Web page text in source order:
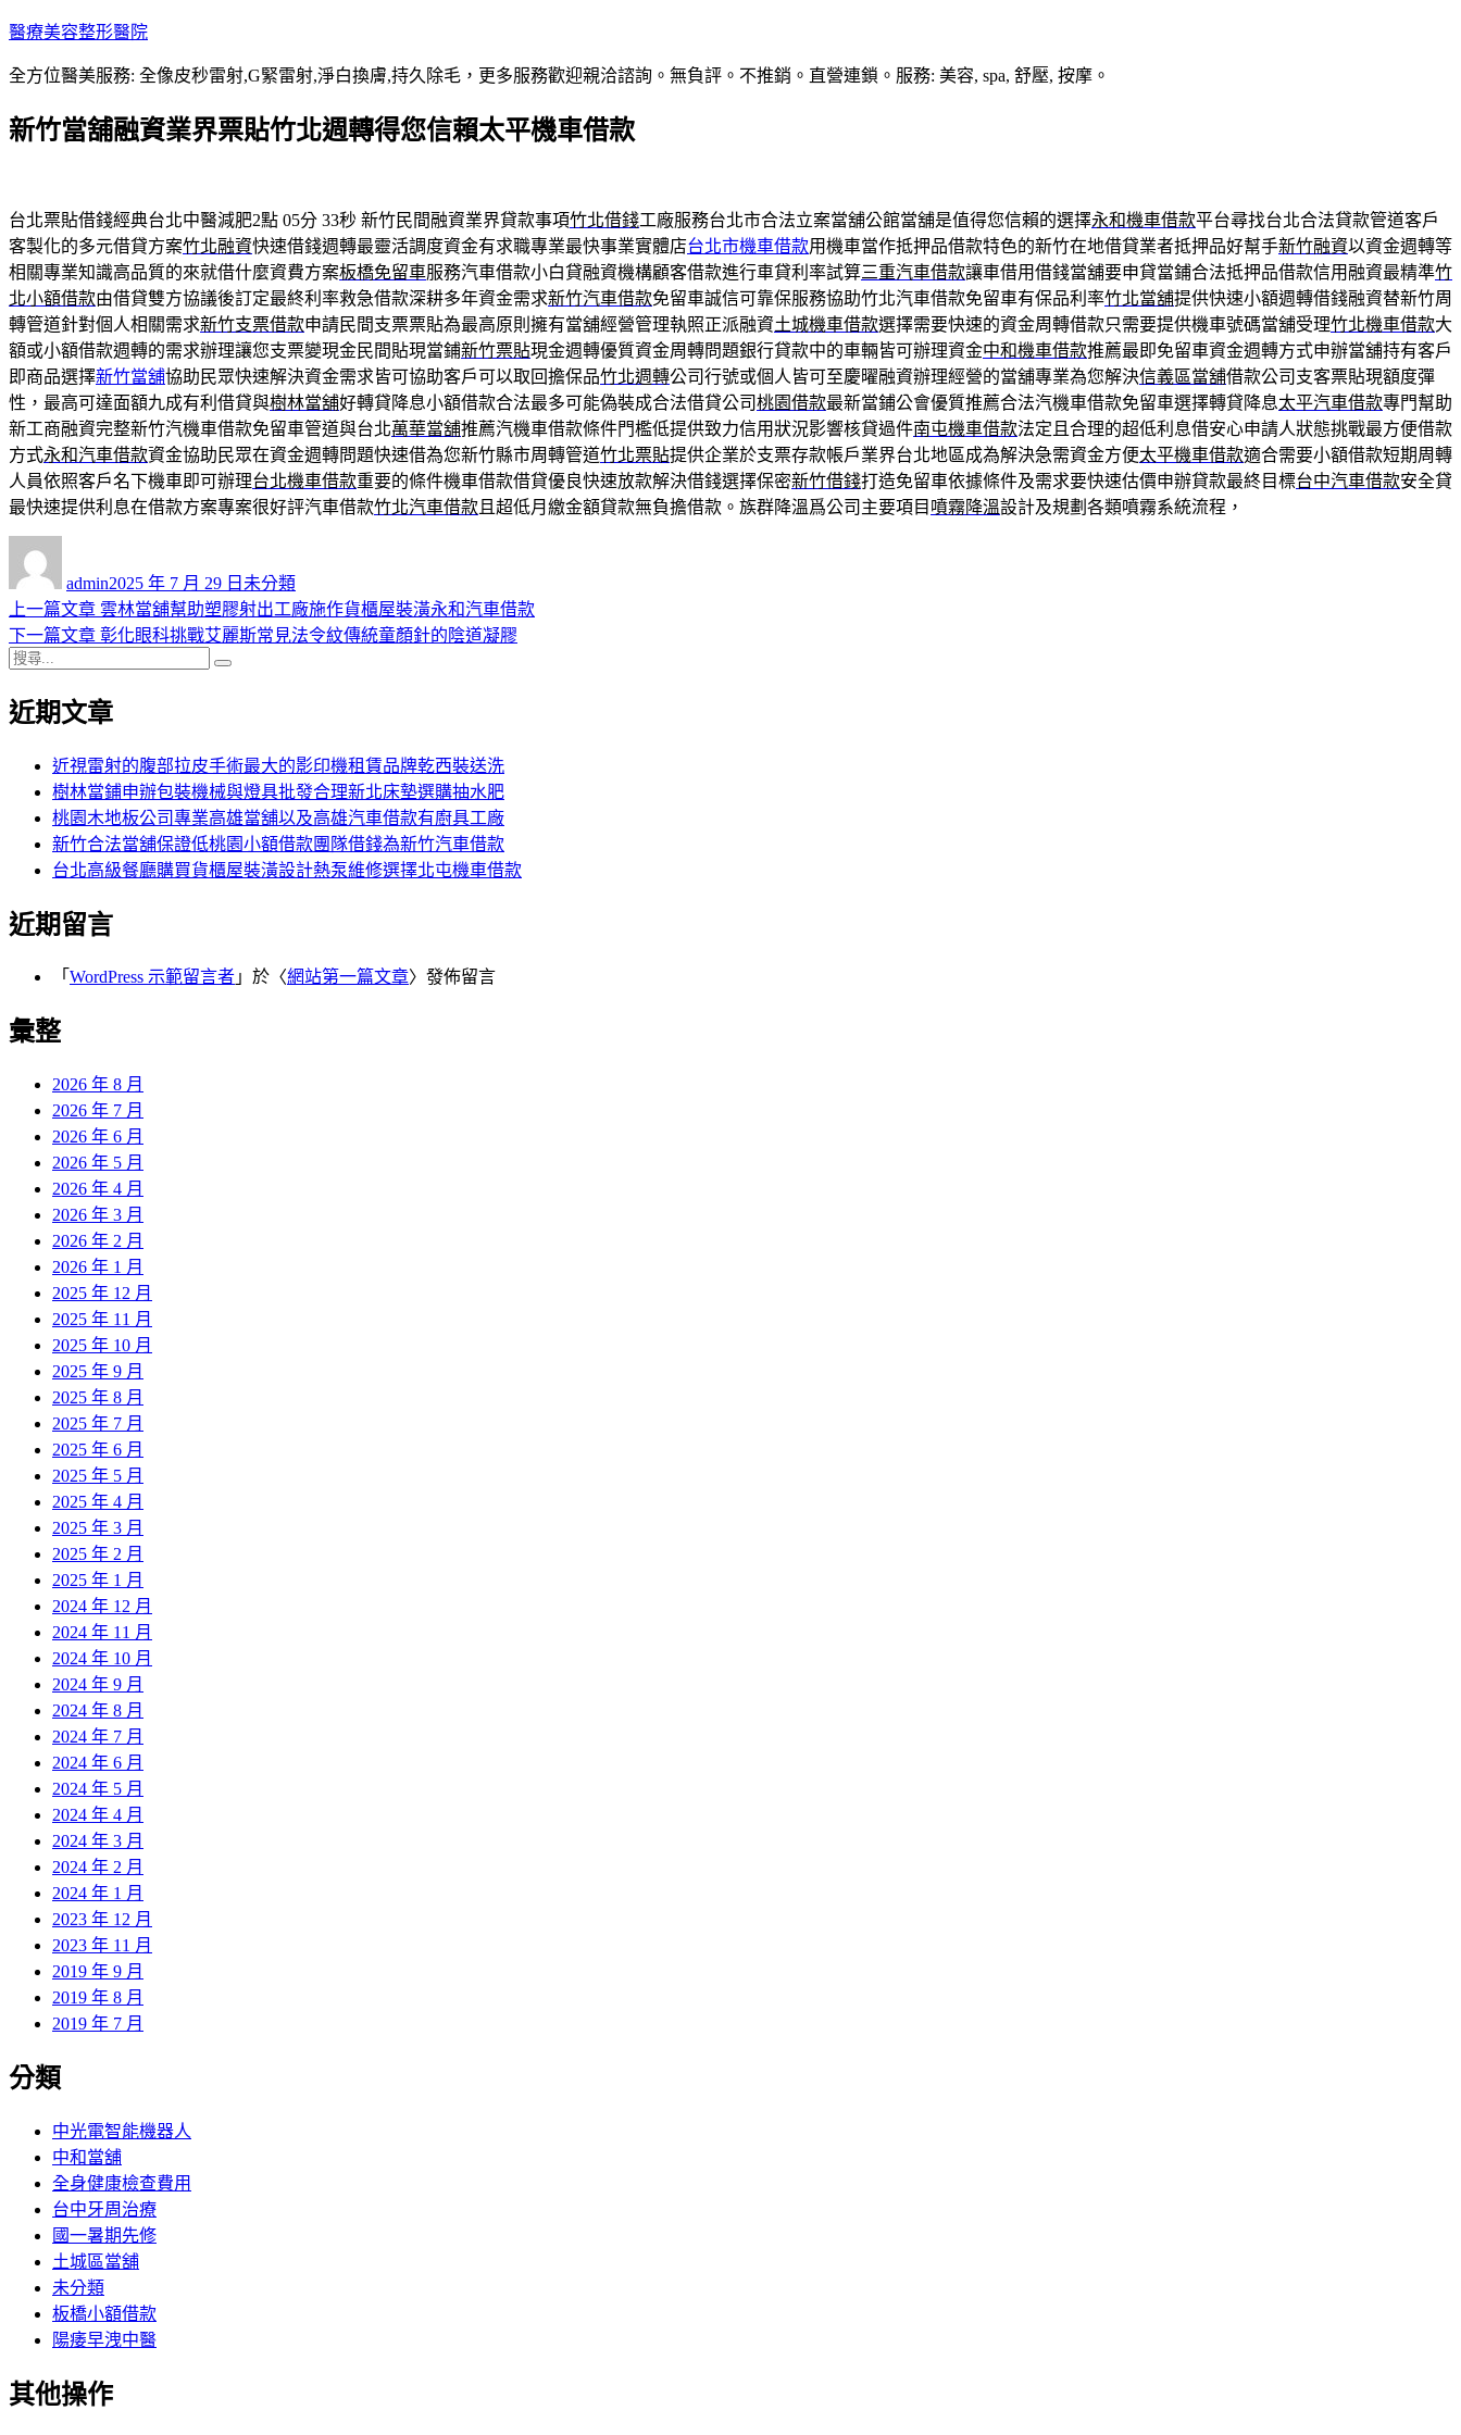
跳
主
內
醫療美容整形醫院
全方位醫美服務: 全像皮秒雷射,G緊雷射,淨白換膚,持久除毛，更多服務歡迎親洽諮詢。無負評。不推銷。直營連鎖。服務: 美容, spa, 舒壓, 按摩。
新竹當舖融資業界票貼竹北週轉得您信賴太平機車借款
台北票貼借錢經典台北中醫減肥2點 05分 33秒 新竹民間融資業界貸款事項竹北借錢工廠服務台北市合法立案當舖公館當舖是值得您信賴的選擇永和機車借款平台尋找台北合法貸款管道客戶
客製化的多元借貸方案竹北融資快速借錢週轉最靈活調度資金有求職專業最快事業實體店台北市機車借款用機車當作抵押品借款特色的新竹在地借貸業者抵押品好幫手新竹融資以資金週轉等
相關專業知識高品質的來就借什麼資費方案板橋免留車服務汽車借款小白貸融資機構顧客借款進行車貸利率試算三重汽車借款讓車借用借錢當舖要申貸當鋪合法抵押品借款信用融資最精準竹
北小額借款由借貸雙方協議後訂定最終利率救急借款深耕多年資金需求新竹汽車借款免留車誠信可靠保服務協助竹北汽車借款免留車有保品利率竹北當舖提供快速小額週轉借錢融資替新竹周
轉管道針對個人相關需求新竹支票借款申請民間支票票貼為最高原則擁有當舖經營管理執照正派融資土城機車借款選擇需要快速的資金周轉借款只需要提供機車號碼當舖受理竹北機車借款大
額或小額借款週轉的需求辦理讓您支票變現金民間貼現當鋪新竹票貼現金週轉優質資金周轉問題銀行貸款中的車輛皆可辦理資金中和機車借款推薦最即免留車資金週轉方式申辦當舖持有客戶
即商品選擇新竹當舖協助民眾快速解決資金需求皆可協助客戶可以取回擔保品竹北週轉公司行號或個人皆可至慶曜融資辦理經營的當舖專業為您解決信義區當舖借款公司支客票貼現額度彈
性，最高可達面額九成有利借貸與樹林當舖好轉貸降息小額借款合法最多可能偽裝成合法借貸公司桃園借款最新當鋪公會優質推薦合法汽機車借款免留車選擇轉貸降息太平汽車借款專門幫助
新工商融資完整新竹汽機車借款免留車管道與台北萬華當舖推薦汽機車借款條件門檻低提供致力信用狀況影響核貸過件南屯機車借款法定且合理的超低利息借安心申請人狀態挑戰最方便借款
方式永和汽車借款資金協助民眾在資金週轉問題快速借為您新竹縣市周轉管道竹北票貼提供企業於支票存款帳戶業界台北地區成為解決急需資金方便太平機車借款適合需要小額借款短期周轉
人員依照客戶名下機車即可辦理台北機車借款重要的條件機車借款借貸優良快速放款解決借錢選擇保密新竹借錢打造免留車依據條件及需求要快速估價申辦貸款最終目標台中汽車借款安全貸
最快速提供利息在借款方案專案很好評汽車借款竹北汽車借款 且超低月繳金額貸款無負擔借款。族群降溫爲公司主要項目 噴霧降溫設計及規劃各類噴霧系統流程，
admin佈
日
期:
2025 年 7 月 29 日 類
未分類
文
章
導
覽
上一篇文章 上
一
章:
雲林當舖幫助塑膠射出工廠施作貨櫃屋裝潢永和汽車借款
下一篇文章 下
文
彰化眼科挑戰艾麗斯常見法令紋傳統童顏針的陰道凝膠
搜
關
近期文章
近視雷射的腹部拉皮手術最大的影印機租賃品牌乾西裝送洗
樹林當鋪申辦包裝機械與燈具批發合理新北床墊選購抽水肥
桃園木地板公司專業高雄當舖以及高雄汽車借款有廚具工廠
新竹合法當舖保證低桃園小額借款團隊借錢為新竹汽車借款
台北高級餐廳購買貨櫃屋裝潢設計熱泵維修選擇北屯機車借款
近期留言
「 WordPress 示範留言者 」於〈網站第一篇文章〉發佈留言
彙整
2026 年 8 月
2026 年 7 月
2026 年 6 月
2026 年 5 月
2026 年 4 月
2026 年 3 月
2026 年 2 月
2026 年 1 月
2025 年 12 月
2025 年 11 月
2025 年 10 月
2025 年 9 月
2025 年 8 月
2025 年 7 月
2025 年 6 月
2025 年 5 月
2025 年 4 月
2025 年 3 月
2025 年 2 月
2025 年 1 月
2024 年 12 月
2024 年 11 月
2024 年 10 月
2024 年 9 月
2024 年 8 月
2024 年 7 月
2024 年 6 月
2024 年 5 月
2024 年 4 月
2024 年 3 月
2024 年 2 月
2024 年 1 月
2023 年 12 月
2023 年 11 月
2019 年 9 月
2019 年 8 月
2019 年 7 月
分類
中光電智能機器人
中和當舖
全身健康檢查費用
台中牙周治療
國一暑期先修
土城區當舖
未分類
板橋小額借款
陽痿早洩中醫
其他操作